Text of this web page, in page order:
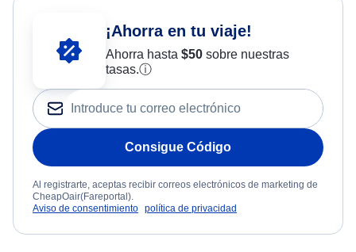
¡Ahorra en tu viaje!
Ahorra hasta $50sobre nuestras
tasas.ⓘ
Consigue Código
Al registrarte, aceptas recibir correos electrónicos de marketing de
CheapOair(Fareportal).
Aviso de consentimiento política de privacidad